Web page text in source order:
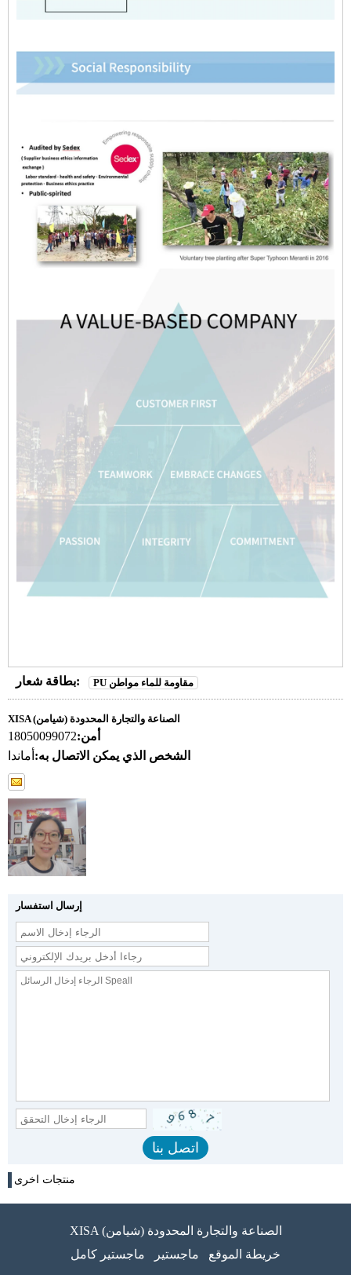
بطاقة شعار: PU مقاومة للماء مواطن
XISA (شيامن) الصناعة والتجارة المحدودة
أمن:18050099072
الشخص الذي يمكن الاتصال به: أماندا
إرسال استفسار
منتجات اخرى
XISA (شيامن) الصناعة والتجارة المحدودة
خريطة الموقع
ماجستير ماجستير كامل